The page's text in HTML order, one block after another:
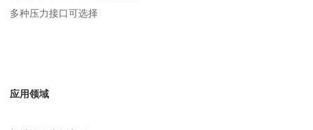
多种压力接口可选择
应用领域